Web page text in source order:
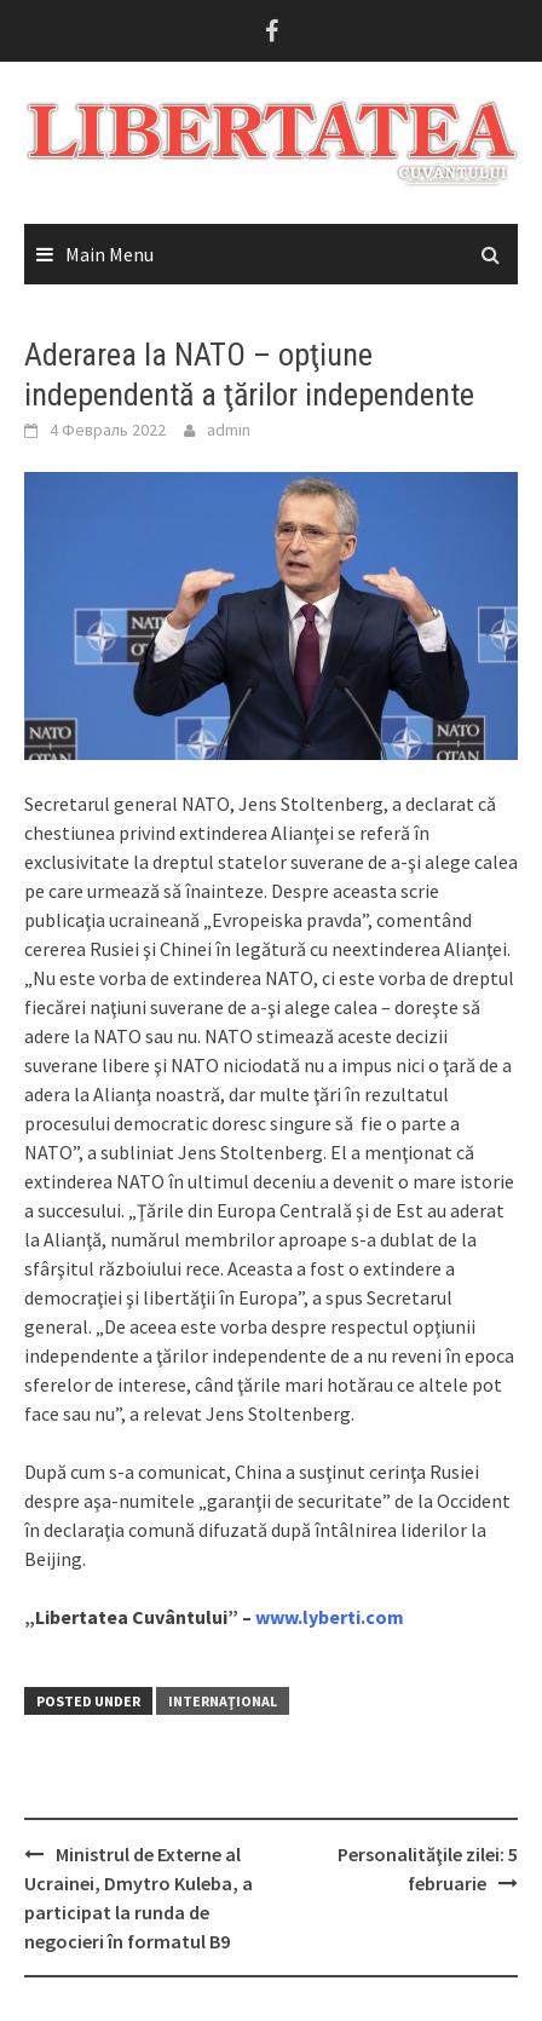
Main Menu
Aderarea la NATO – opţiune
independentă a ţărilor independente
4 Февраль 2022 admin
Secretarul general NATO, Jens Stoltenberg, a declarat că
chestiunea privind extinderea Alianţei se referă în
exclusivitate la dreptul statelor suverane de a-şi alege calea
pe care urmează să înainteze. Despre aceasta scrie
publicaţia ucraineană „Evropeiska pravda”, comentând
cererea Rusiei şi Chinei în legătură cu neextinderea Alianţei.
„Nu este vorba de extinderea NATO, ci este vorba de dreptul
fiecărei naţiuni suverane de a-şi alege calea – doreşte să
adere la NATO sau nu. NATO stimează aceste decizii
suverane libere şi NATO niciodată nu a impus nici o ţară de a
adera la Alianţa noastră, dar multe ţări în rezultatul
procesului democratic doresc singure să fie o parte a
NATO”, a subliniat Jens Stoltenberg. El a menţionat că
extinderea NATO în ultimul deceniu a devenit o mare istorie
a succesului. „Ţările din Europa Centrală şi de Est au aderat
la Alianţă, numărul membrilor aproape s-a dublat de la
sfârşitul războiului rece. Aceasta a fost o extindere a
democraţiei şi libertăţii în Europa”, a spus Secretarul
general. „De aceea este vorba despre respectul opţiunii
independente a ţărilor independente de a nu reveni în epoca
sferelor de interese, când ţările mari hotărau ce altele pot
face sau nu”, a relevat Jens Stoltenberg.
După cum s-a comunicat, China a susţinut cerinţa Rusiei
despre aşa-numitele „garanţii de securitate” de la Occident
în declaraţia comună difuzată după întâlnirea liderilor la
Beijing.
„Libertatea Cuvântului” – www.lyberti.com
POSTED UNDER INTERNAŢIONAL
Post
navigation
Ministrul de Externe al
Ucrainei, Dmytro Kuleba, a
participat la runda de
negocieri în formatul B9
Personalităţile zilei: 5
februarie